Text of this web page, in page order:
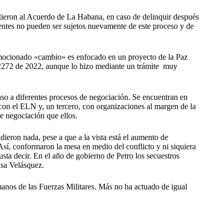
al Acuerdo de La Habana, en caso de delinquir después
no pueden ser sujetos nuevamente de este proceso y de
«cambio» es enfocado en un proyecto de la Paz
de 2022, aunque lo hizo mediante un trámite muy
a diferentes procesos de negociación. Se encuentran en
el ELN y, un tercero, con organizaciones al margen de la
negociación que ellos.
nada, pese a que a la vista está el aumento de
conformaron la mesa en medio del conflicto y ni siquiera
decir. En el año de gobierno de Petro los secuestros
Velásquez.
de las Fuerzas Militares. Más no ha actuado de igual